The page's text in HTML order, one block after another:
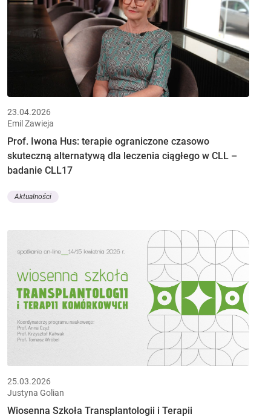
23.04.2026
Emil Zawieja
Prof. Iwona Hus: terapie ograniczone czasowo
skuteczną alternatywą dla leczenia ciągłego w CLL –
badanie CLL17
Aktualności
25.03.2026
Justyna Golian
Wiosenna Szkoła Transplantologii i Terapii